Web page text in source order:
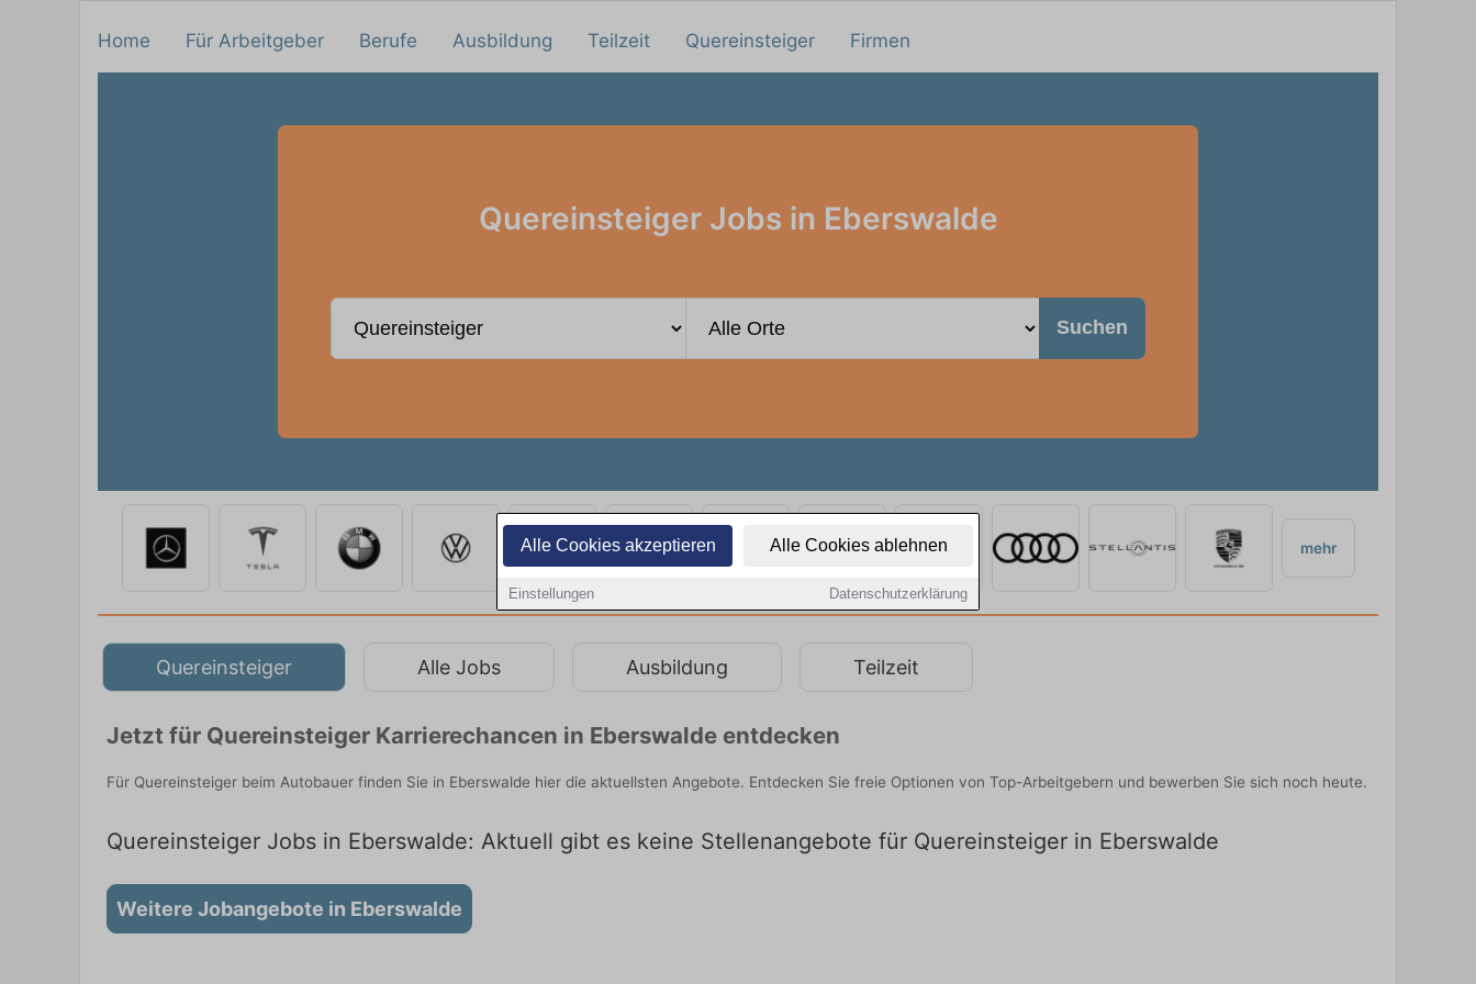
Alle Cookies akzeptieren Alle Cookies ablehnen
Einstellungen Datenschutzerklärung
Home Für Arbeitgeber Berufe Ausbildung Teilzeit Quereinsteiger Firmen
Quereinsteiger Jobs in Eberswalde
Suchen
mehr
Quereinsteiger Alle Jobs Ausbildung Teilzeit
Jetzt für Quereinsteiger Karrierechancen in Eberswalde entdecken
Für Quereinsteiger beim Autobauer finden Sie in Eberswalde hier die aktuellsten Angebote. Entdecken Sie freie Optionen von Top-Arbeitgebern und bewerben Sie sich noch heute.
Quereinsteiger Jobs in Eberswalde: Aktuell gibt es keine Stellenangebote für Quereinsteiger in Eberswalde
Weitere Jobangebote in Eberswalde